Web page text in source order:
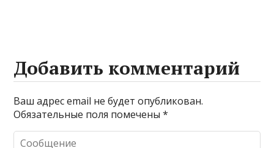
Добавить комментарий
Ваш адрес email не будет опубликован.
Обязательные поля помечены*